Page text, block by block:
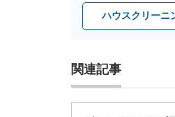
ハウスクリーニ
関連記事